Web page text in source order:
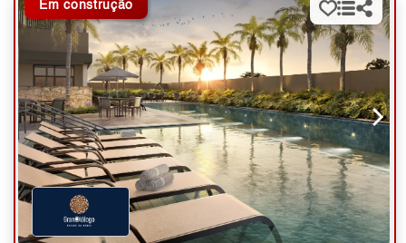
Em construção